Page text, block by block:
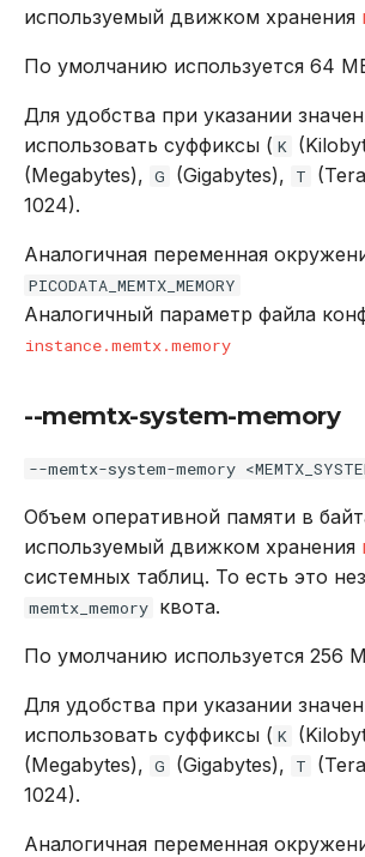
используемый движком хранения
По умолчанию используется 64
Для удобства при указании
использовать суффиксы ( K
(Megabytes), G (Gigabytes), T
1024).
Аналогичная переменная
PICODATA_MEMTX_MEMORY
Аналогичный параметр файла
instance.memtx.memory
--memtx-system-memory
--memtx-system-memory
Объем оперативной памяти в
используемый движком хранения
системных таблиц. То есть это
memtx_memory квота.
По умолчанию используется 256
Для удобства при указании
использовать суффиксы ( K
(Megabytes), G (Gigabytes), T
1024).
Аналогичная переменная